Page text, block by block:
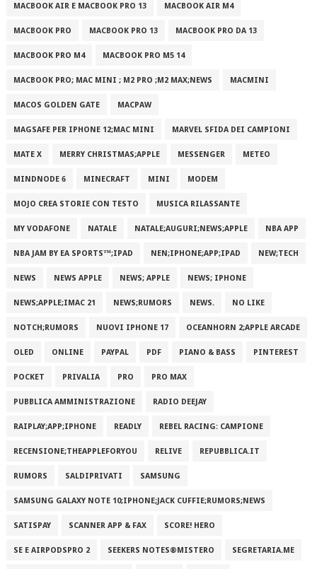
MACBOOK AIR E MACBOOK PRO 13 MACBOOK AIR M4
MACBOOK PRO MACBOOK PRO 13 MACBOOK PRO DA 13
MACBOOK PRO M4 MACBOOK PRO M5 14
MACBOOK PRO; MAC MINI ; M2 PRO ;M2 MAX;NEWS MACMINI
MACOS GOLDEN GATE MACPAW
MAGSAFE PER IPHONE 12;MAC MINI MARVEL SFIDA DEI CAMPIONI
MATE X MERRY CHRISTMAS;APPLE MESSENGER METEO
MINDNODE 6 MINECRAFT MINI MODEM
MOJO CREA STORIE CON TESTO MUSICA RILASSANTE
MY VODAFONE NATALE NATALE;AUGURI;NEWS;APPLE NBA APP
NBA JAM BY EA SPORTS™;IPAD NEN;IPHONE;APP;IPAD NEW;TECH
NEWS NEWS APPLE NEWS; APPLE NEWS; IPHONE
NEWS;APPLE;IMAC 21 NEWS;RUMORS NEWS. NO LIKE
NOTCH;RUMORS NUOVI IPHONE 17 OCEANHORN 2;APPLE ARCADE
OLED ONLINE PAYPAL PDF PIANO & BASS PINTEREST
POCKET PRIVALIA PRO PRO MAX
PUBBLICA AMMINISTRAZIONE RADIO DEEJAY
RAIPLAY;APP;IPHONE READLY REBEL RACING: CAMPIONE
RECENSIONE;THEAPPLEFORYOU RELIVE REPUBBLICA.IT
RUMORS SALDIPRIVATI SAMSUNG
SAMSUNG GALAXY NOTE 10;IPHONE;JACK CUFFIE;RUMORS;NEWS
SATISPAY SCANNER APP & FAX SCORE! HERO
SE E AIRPODSPRO 2 SEEKERS NOTES®MISTERO SEGRETARIA.ME